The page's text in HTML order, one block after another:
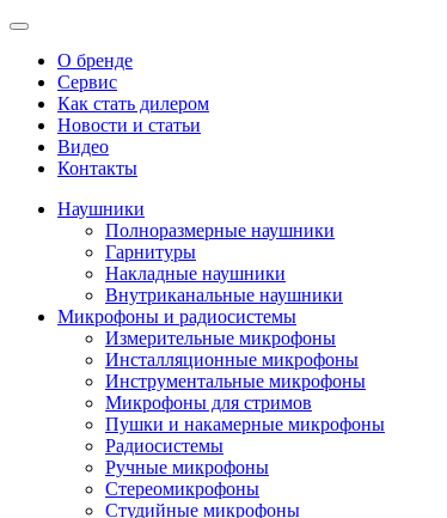
О бренде
Сервис
Как стать дилером
Новости и статьи
Видео
Контакты
Наушники
Полноразмерные наушники
Гарнитуры
Накладные наушники
Внутриканальные наушники
Микрофоны и радиосистемы
Измерительные микрофоны
Инсталляционные микрофоны
Инструментальные микрофоны
Микрофоны для стримов
Пушки и накамерные микрофоны
Радиосистемы
Ручные микрофоны
Стереомикрофоны
Студийные микрофоны